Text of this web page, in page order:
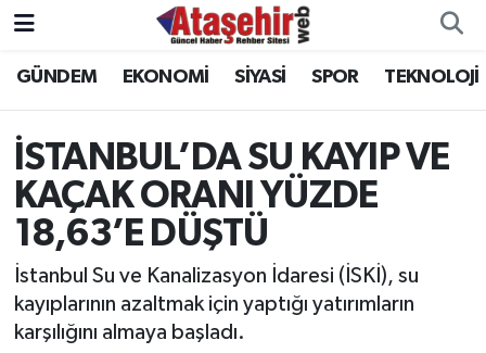
GÜNDEM EKONOMİ SİYASİ SPOR TEKNOLOJİ
İSTANBUL’DA SU KAYIP VE
KAÇAK ORANI YÜZDE
18,63’E DÜŞTÜ
İstanbul Su ve Kanalizasyon İdaresi (İSKİ), su
kayıplarının azaltmak için yaptığı yatırımların
karşılığını almaya başladı.
Hava Durumu
Süper Lig Puan Durumu ve Fikstür
Tüm Manşetler
Son Dakika Haberleri